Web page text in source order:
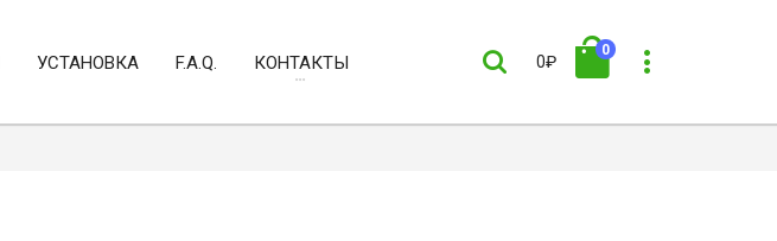
0₽
0
УСТАНОВКА F.A.Q. КОНТАКТЫ